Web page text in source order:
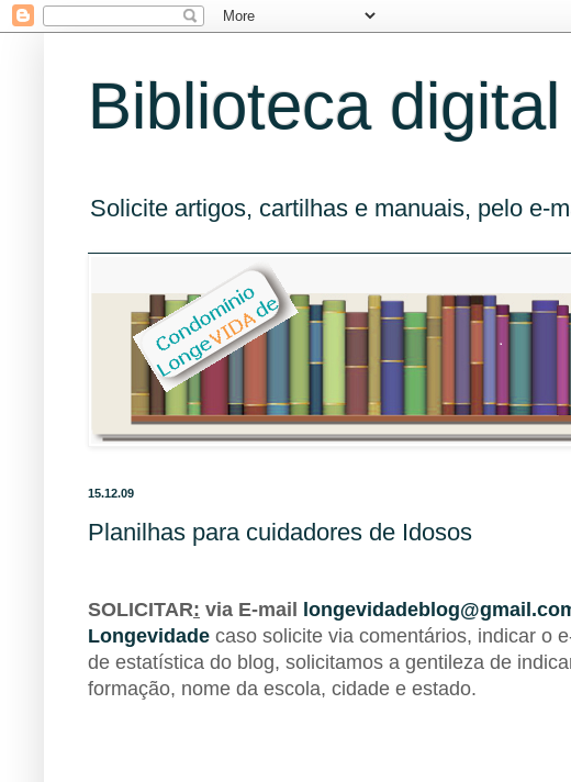
Biblioteca
Solicite artigos, cartilhas e manuais, pelo e-
15.12.09
Planilhas para cuidadores de Idosos
SOLICITAR: via E-mail
Longevidade caso solicite via comentários, indicar o
de estatística do blog, solicitamos a gentileza de
formação, nome da escola, cidade e estado.